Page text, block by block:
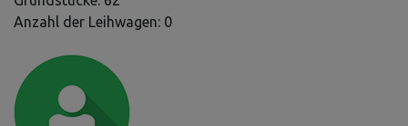
Anzahl der Leihwagen: 0